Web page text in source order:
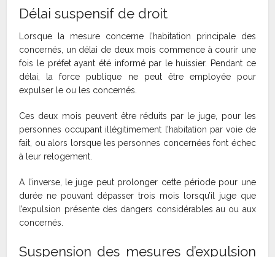
Délai suspensif de droit
Lorsque la mesure concerne l’habitation principale des
concernés, un délai de deux mois commence à courir une
fois le préfet ayant été informé par le huissier. Pendant ce
délai, la force publique ne peut être employée pour
expulser le ou les concernés.
Ces deux mois peuvent être réduits par le juge, pour les
personnes occupant illégitimement l’habitation par voie de
fait, ou alors lorsque les personnes concernées font échec
à leur relogement.
A l’inverse, le juge peut prolonger cette période pour une
durée ne pouvant dépasser trois mois lorsqu’il juge que
l’expulsion présente des dangers considérables au ou aux
concernés.
Suspension des mesures d’expulsion